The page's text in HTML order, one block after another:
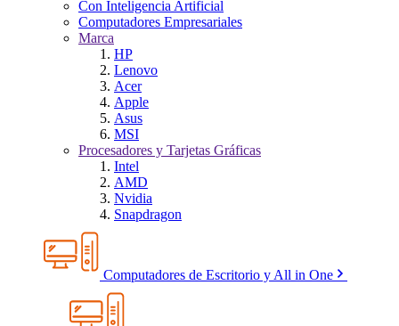
Con Inteligencia Artificial
Computadores Empresariales
Marca
HP
Lenovo
Acer
Apple
Asus
MSI
Procesadores y Tarjetas Gráficas
Intel
AMD
Nvidia
Snapdragon
Computadores de Escritorio y All in One